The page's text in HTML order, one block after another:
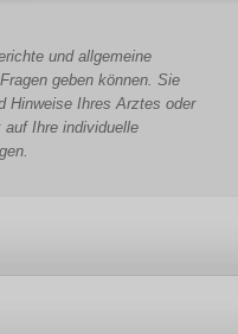
und allgemeine
geben können. Sie
Hinweise Ihres Arztes oder
auf Ihre individuelle